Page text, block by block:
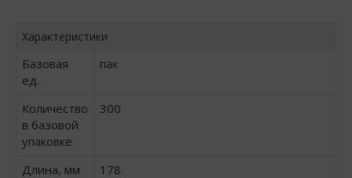
Характеристики
Базовая
ед.
пак
Количество
в базовой
упаковке
300
Длина, мм
178